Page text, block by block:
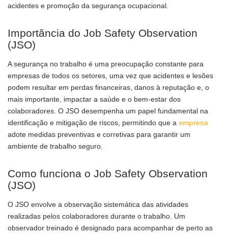
acidentes e promoção da segurança ocupacional.
Importância do Job Safety Observation
(JSO)
A segurança no trabalho é uma preocupação constante para
empresas de todos os setores, uma vez que acidentes e lesões
podem resultar em perdas financeiras, danos à reputação e, o
mais importante, impactar a saúde e o bem-estar dos
colaboradores. O JSO desempenha um papel fundamental na
identificação e mitigação de riscos, permitindo que a empresa
adote medidas preventivas e corretivas para garantir um
ambiente de trabalho seguro.
Como funciona o Job Safety Observation
(JSO)
O JSO envolve a observação sistemática das atividades
realizadas pelos colaboradores durante o trabalho. Um
observador treinado é designado para acompanhar de perto as